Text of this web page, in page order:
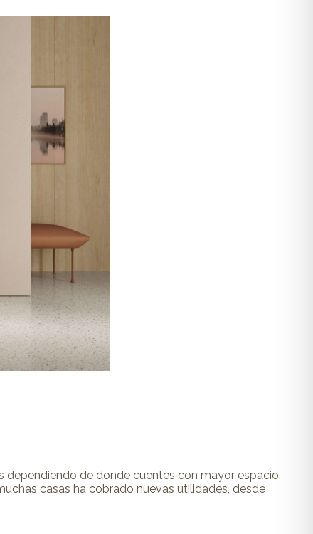
dependiendo de donde cuentes con mayor espacio.
casas ha cobrado nuevas utilidades, desde